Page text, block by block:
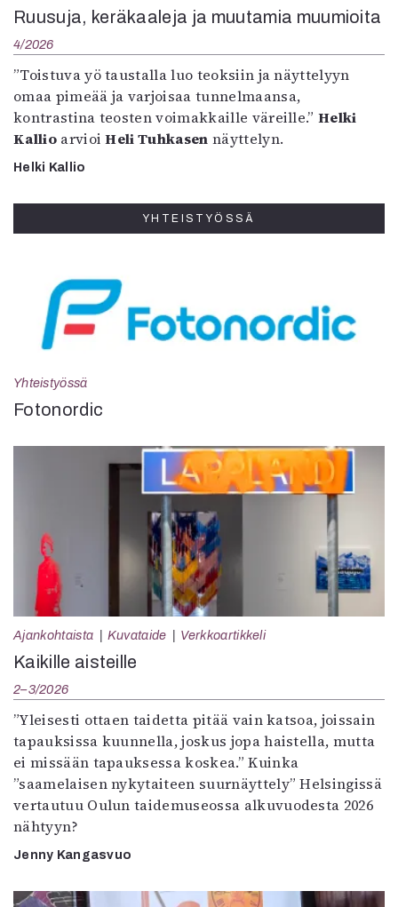
Ruusuja, keräkaaleja ja muutamia muumioita
4/2026
”Toistuva yö taustalla luo teoksiin ja näyttelyyn
omaa pimeää ja varjoisaa tunnelmaansa,
kontrastina teosten voimakkaille väreille.”Helki
KallioarvioiHeli Tuhkasen näyttelyn.
Helki Kallio
YHTEISTYÖSSÄ
Yhteistyössä
Fotonordic
Ajankohtaista Kuvataide Verkkoartikkeli
Kaikille aisteille
2–3/2026
”Yleisesti ottaen taidetta pitää vain katsoa, joissain
tapauksissa kuunnella, joskus jopa haistella, mutta
ei missään tapauksessa koskea.” Kuinka
”saamelaisen nykytaiteen suurnäyttely” Helsingissä
vertautuu Oulun taidemuseossa alkuvuodesta 2026
nähtyyn?
Jenny Kangasvuo